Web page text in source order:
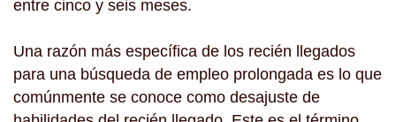
entre cinco y seis meses.
Una razón más específica de los recién llegados
para una búsqueda de empleo prolongada es lo que
comúnmente se conoce como desajuste de